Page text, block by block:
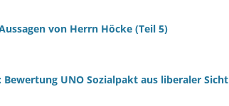
von Herrn Höcke (Teil 5)
UNO Sozialpakt aus liberaler Sicht